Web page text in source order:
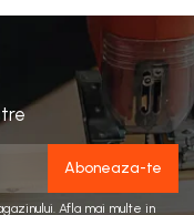
Afla mai multe in